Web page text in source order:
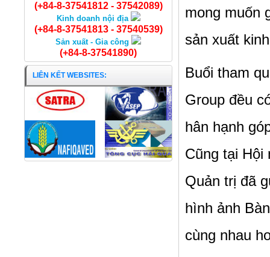
mong muốn
sản xuất
Buổi tham
Group đều
hân hạnh
Cũng tại Hội
Quản trị đã
hình ảnh
cùng nhau
(+84-8-37541812 - 37542089)
Kinh doanh nội địa
(+84-8-37541813 - 37540539)
Sản xuất - Gia công
(+84-8-37541890)
LIÊN KẾT WEBSITES: